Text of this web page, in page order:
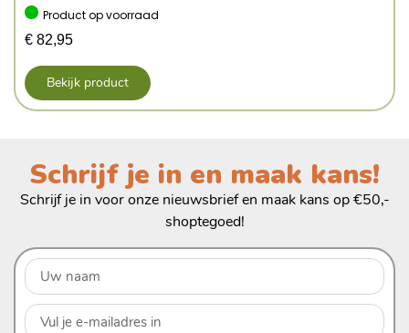
Product op voorraad
€ 82,95
Bekijk product
Schrijf je in en maak kans!
Schrijf je in voor onze nieuwsbrief en maak kans op €50,-
shoptegoed!